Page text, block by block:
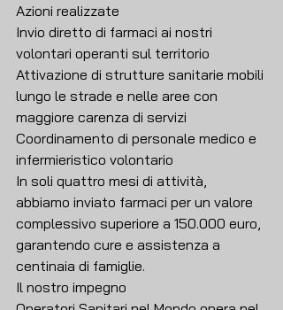
Azioni realizzate
Invio diretto di farmaci ai nostri
volontari operanti sul territorio
Attivazione di strutture sanitarie mobili
lungo le strade e nelle aree con
maggiore carenza di servizi
Coordinamento di personale medico e
infermieristico volontario
In soli quattro mesi di attività,
abbiamo inviato farmaci per un valore
complessivo superiore a 150.000 euro,
garantendo cure e assistenza a
centinaia di famiglie.
Il nostro impegno